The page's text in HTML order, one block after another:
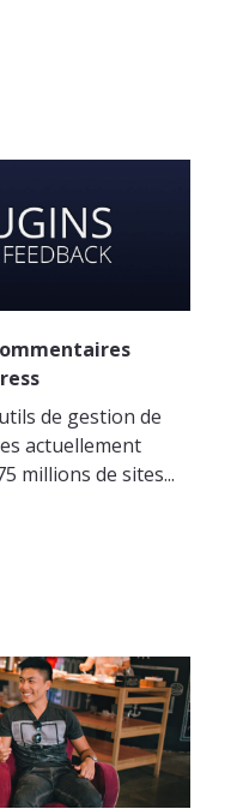
de gestion de
actuellement
millions de sites...